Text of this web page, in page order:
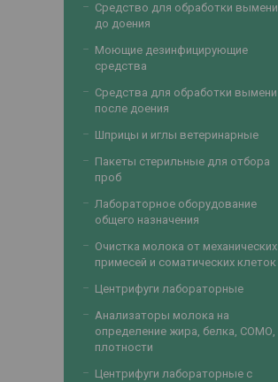
Средство для обработки вымени
до доения
Моющие дезинфицирующие
средства
Средства для обработки вымени
после доения
Шприцы и иглы ветеринарные
Пакеты стерильные для отбора
проб
Лабораторное оборудование
общего назначения
Очистка молока от механических
примесей и соматических клеток
Центрифуги лабораторные
Анализаторы молока на
определение жира, белка, СОМО,
плотности
Центрифуги лабораторные с